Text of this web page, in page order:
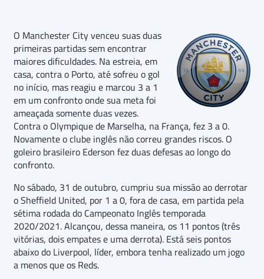
O Manchester City venceu suas duas
primeiras partidas sem encontrar
maiores dificuldades. Na estreia, em
casa, contra o Porto, até sofreu o gol
no início, mas reagiu e marcou 3 a 1
em um confronto onde sua meta foi
ameaçada somente duas vezes.
Contra o Olympique de Marselha, na França, fez 3 a 0.
Novamente o clube inglês não correu grandes riscos. O
goleiro brasileiro Ederson fez duas defesas ao longo do
confronto.
No sábado, 31 de outubro, cumpriu sua missão ao derrotar
o Sheffield United, por 1 a 0, fora de casa, em partida pela
sétima rodada do Campeonato Inglês temporada
2020/2021. Alcançou, dessa maneira, os 11 pontos (três
vitórias, dois empates e uma derrota). Está seis pontos
abaixo do Liverpool, líder, embora tenha realizado um jogo
a menos que os Reds.